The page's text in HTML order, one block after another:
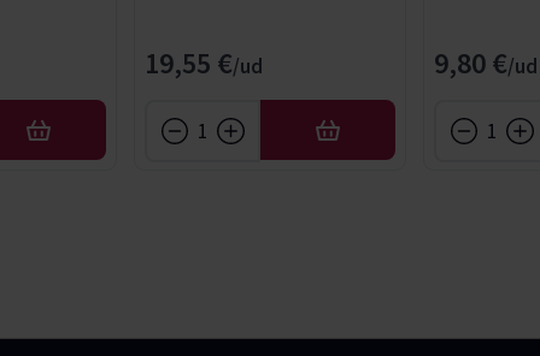
AÑADIR
19,55 €
AÑADIR
9,80 €